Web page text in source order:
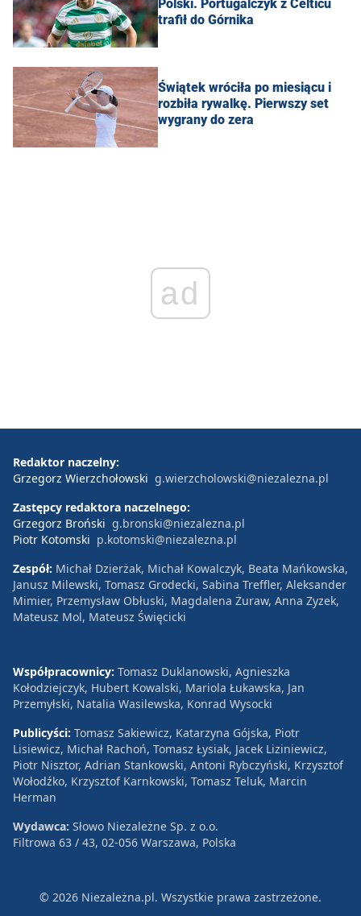
Polski. Portugalczyk z Celticu
trafił do Górnika
Świątek wróciła po miesiącu i
rozbiła rywalkę. Pierwszy set
wygrany do zera
ad
Redaktor naczelny:
Grzegorz Wierzchołowski g.wierzcholowski@niezalezna.pl
Zastępcy redaktora naczelnego:
Grzegorz Broński g.bronski@niezalezna.pl
Piotr Kotomski p.kotomski@niezalezna.pl
Zespół: Michał Dzierżak, Michał Kowalczyk, Beata Mańkowska,
Janusz Milewski, Tomasz Grodecki, Sabina Treffler, Aleksander
Mimier, Przemysław Obłuski, Magdalena Żuraw, Anna Zyzek,
Mateusz Mol, Mateusz Święcicki
Współpracownicy: Tomasz Duklanowski, Agnieszka
Kołodziejczyk, Hubert Kowalski, Mariola Łukawska, Jan
Przemyłski, Natalia Wasilewska, Konrad Wysocki
Publicyści: Tomasz Sakiewicz, Katarzyna Gójska, Piotr
Lisiewicz, Michał Rachoń, Tomasz Łysiak, Jacek Liziniewicz,
Piotr Nisztor, Adrian Stankowski, Antoni Rybczyński, Krzysztof
Wołodźko, Krzysztof Karnkowski, Tomasz Teluk, Marcin
Herman
Wydawca: Słowo Niezależne Sp. z o.o.
Filtrowa 63 / 43, 02-056 Warszawa, Polska
© 2026 Niezależna.pl. Wszystkie prawa zastrzeżone.